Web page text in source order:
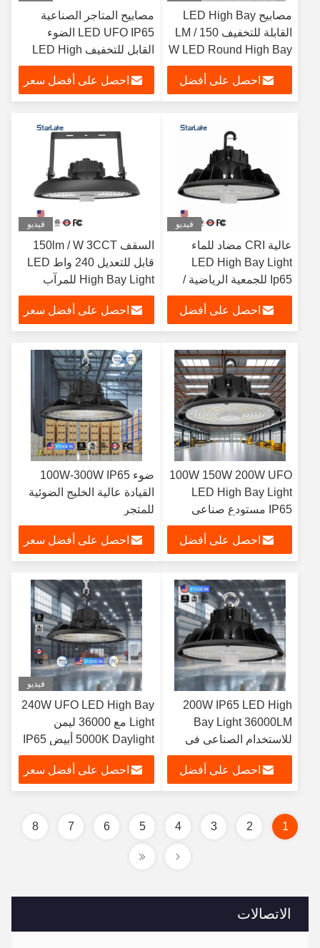
الاتصالات
مصابيح LED High Bay
القابلة للتخفيف 150 LM /
W LED Round High Bay
Fixture
احصل على أفضل
مصابيح المتاجر الصناعية
LED UFO IP65 الضوء
القابل للتخفيف LED High
Bay Light
احصل على أفضل سعر
فيديو
عالية CRI مضاد للماء
LED High Bay Light
Ip65 للجمعية الرياضية /
ورشة العمل
احصل على أفضل
فيديو
السقف 150lm / W 3CCT
قابل للتعديل 240 واط LED
High Bay Light للمرآب
احصل على أفضل سعر
100W 150W 200W UFO
LED High Bay Light
IP65 مستودع صناعي
احصل على أفضل
ضوء 100W-300W IP65
القيادة عالية الخليج الضوئية
للمتجر
احصل على أفضل سعر
200W IP65 LED High
Bay Light 36000LM
للاستخدام الصناعي في
المستودع
احصل على أفضل
فيديو
240W UFO LED High Bay
Light مع 36000 ليمن
5000K Daylight أبيض IP65
للمستودع
احصل على أفضل سعر
1
2
3
4
5
6
7
8